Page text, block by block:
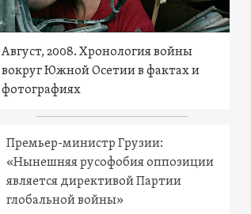
Август, 2008. Хронология войны
вокруг Южной Осетии в фактах и
фотографиях
Премьер-министр Грузии:
«Нынешняя русофобия оппозиции
является директивой Партии
глобальной войны»